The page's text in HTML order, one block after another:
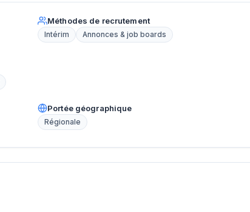
Méthodes de recrutement
Intérim Annonces & job boards
Portée géographique
Régionale